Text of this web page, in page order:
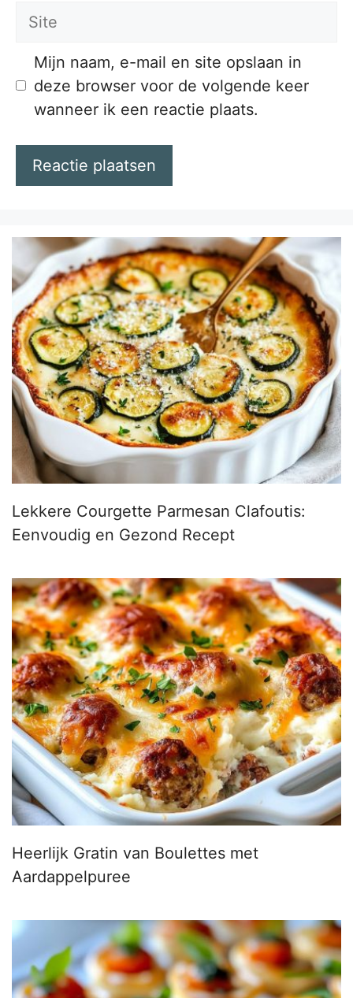
Site
Mijn naam, e-mail en site opslaan in
deze browser voor de volgende keer
wanneer ik een reactie plaats.
Lekkere Courgette Parmesan Clafoutis:
Eenvoudig en Gezond Recept
Heerlijk Gratin van Boulettes met
Aardappelpuree